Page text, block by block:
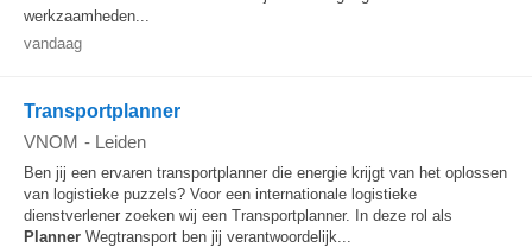
werkzaamheden...
vandaag
Transportplanner
VNOM - Leiden
Ben jij een ervaren transportplanner die energie krijgt van het oplossen
van logistieke puzzels? Voor een internationale logistieke
dienstverlener zoeken wij een Transportplanner. In deze rol als
Planner Wegtransport ben jij verantwoordelijk...